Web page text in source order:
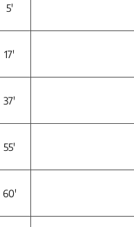
5′
17′
37′
55′
60′